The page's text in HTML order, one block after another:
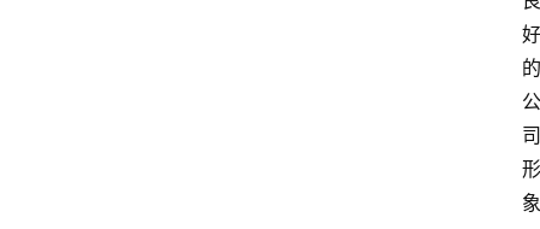
好
的
公
司
形
象